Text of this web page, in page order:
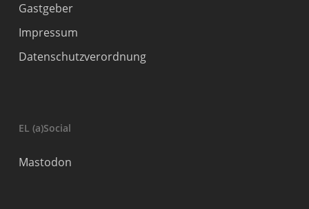
Gastgeber
Impressum
Datenschutzverordnung
EL (a)Social
Mastodon